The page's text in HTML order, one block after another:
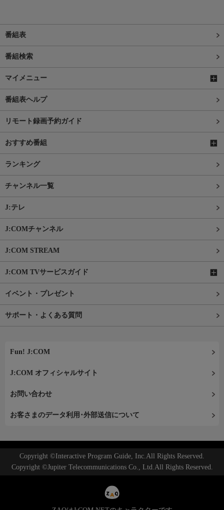
番組表
番組検索
マイメニュー
番組表ヘルプ
リモート録画予約ガイド
おすすめ番組
ランキング
チャンネル一覧
J:テレ
J:COMチャンネル
J:COM STREAM
J:COM TVサービスガイド
イベント・プレゼント
サポート・よくある質問
Fun! J:COM
J:COM オフィシャルサイト
お問い合わせ
お客さまのデータ利用･外部送信について
Copyright ©Interactive Program Guide, Inc.All Rights Reserved.
Copyright ©Jupiter Telecommunications Co., Ltd.All Rights Reserved.